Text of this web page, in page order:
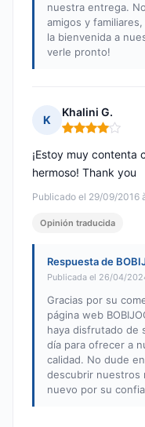
nuestra entrega.
amigos y
la bienvenida a
verle pronto!
K
Khalini G.
Nota: 4 de 5
Publicado el 29/09/2016
¡Estoy muy contenta
hermoso! Thank you
Opinión traducida
Respuesta de
Publicada el 26/04/
Gracias por su
página web
haya disfrutado de
día para ofrecer a
calidad. No dude
descubrir nuestros
nuevo por su